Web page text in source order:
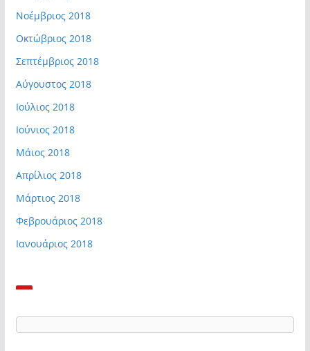
Νοέμβριος 2018
Οκτώβριος 2018
Σεπτέμβριος 2018
Αύγουστος 2018
Ιούλιος 2018
Ιούνιος 2018
Μάιος 2018
Απρίλιος 2018
Μάρτιος 2018
Φεβρουάριος 2018
Ιανουάριος 2018